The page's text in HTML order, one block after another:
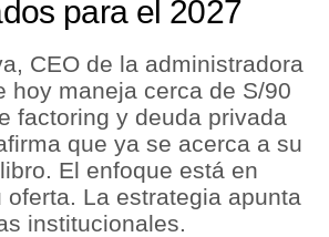
para el 2027
CEO de la administradora
hoy maneja cerca de S/90
factoring y deuda privada
que ya se acerca a su
El enfoque está en
oferta. La estrategia apunta
institucionales.